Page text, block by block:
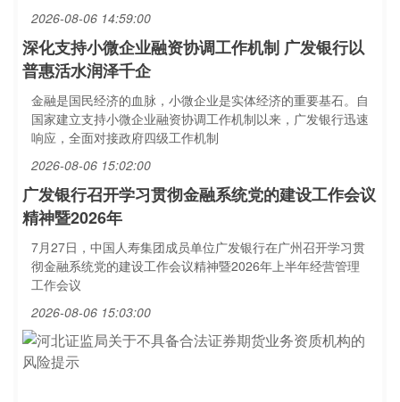
2026-08-06 14:59:00
深化支持小微企业融资协调工作机制 广发银行以
普惠活水润泽千企
金融是国民经济的血脉，小微企业是实体经济的重要基石。自
国家建立支持小微企业融资协调工作机制以来，广发银行迅速
响应，全面对接政府四级工作机制
2026-08-06 15:02:00
广发银行召开学习贯彻金融系统党的建设工作会议
精神暨2026年
7月27日，中国人寿集团成员单位广发银行在广州召开学习贯
彻金融系统党的建设工作会议精神暨2026年上半年经营管理
工作会议
2026-08-06 15:03:00